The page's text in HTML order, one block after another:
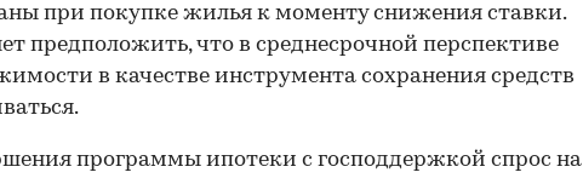
при покупке жилья к моменту снижения ставки.
предположить, что в среднесрочной перспективе
в качестве инструмента сохранения средств
программы ипотеки с господдержкой спрос на